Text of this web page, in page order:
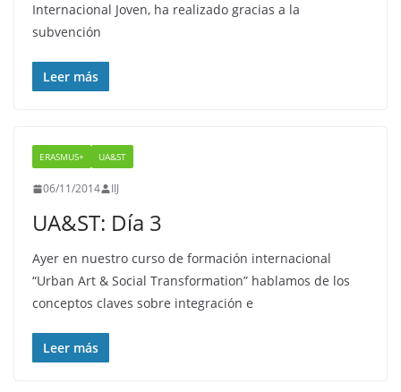
Internacional Joven, ha realizado gracias a la
subvención
Leer más
ERASMUS+ UA&ST
06/11/2014 IIJ
UA&ST: Día 3
Ayer en nuestro curso de formación internacional
“Urban Art & Social Transformation” hablamos de los
conceptos claves sobre integración e
Leer más